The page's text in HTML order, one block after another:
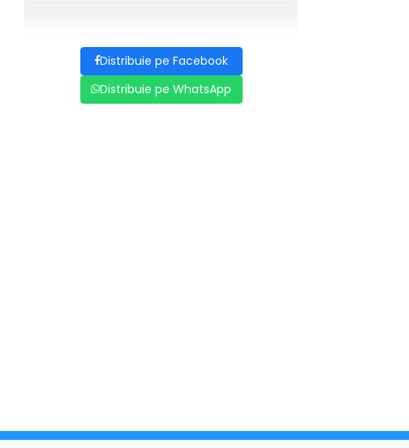
Distribuie pe Facebook
Distribuie pe WhatsApp